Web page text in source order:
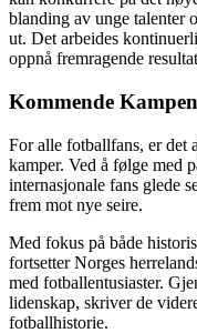
blanding av unge talenter
ut. Det arbeides
oppnå fremragende
Kommende
For alle fotballfans, er det
kamper. Ved å følge med
internasjonale fans glede
frem mot nye seire.
Med fokus på både
fortsetter Norges
med fotballentusiaster.
lidenskap, skriver de
fotballhistorie.